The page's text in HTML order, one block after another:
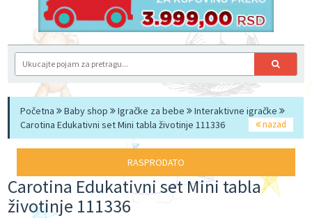
Početna Baby shop Igračke za bebe
Interaktivne igračke
Carotina Edukativni set Mini tabla životinje 111336
nazad
RASPRODATO
Carotina Edukativni set Mini tabla
životinje 111336